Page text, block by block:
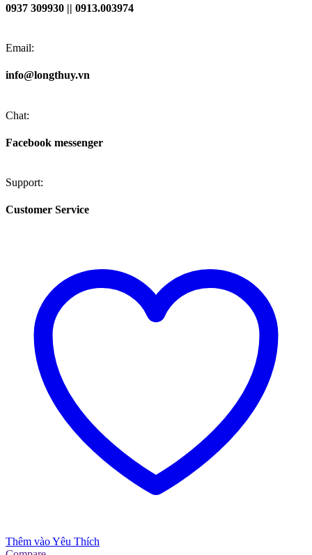
0937 309930 || 0913.003974
Email:
info@longthuy.vn
Chat:
Facebook messenger
Support:
Customer Service
Thêm vào Yêu Thích